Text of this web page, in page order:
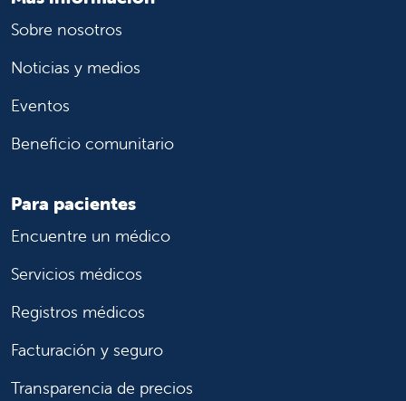
Magnolia Pediatrics
Magnolia Pediatrics
Consultorio pediátrico
Hospital
Phone: 209-564-5200
Mercy San Juan Medical Center
Carmichael, CA, 95608
Sobre nosotros
Noticias y medios
Eventos
Beneficio comunitario
Para pacientes
Encuentre un médico
Servicios médicos
Registros médicos
Facturación y seguro
Transparencia de precios